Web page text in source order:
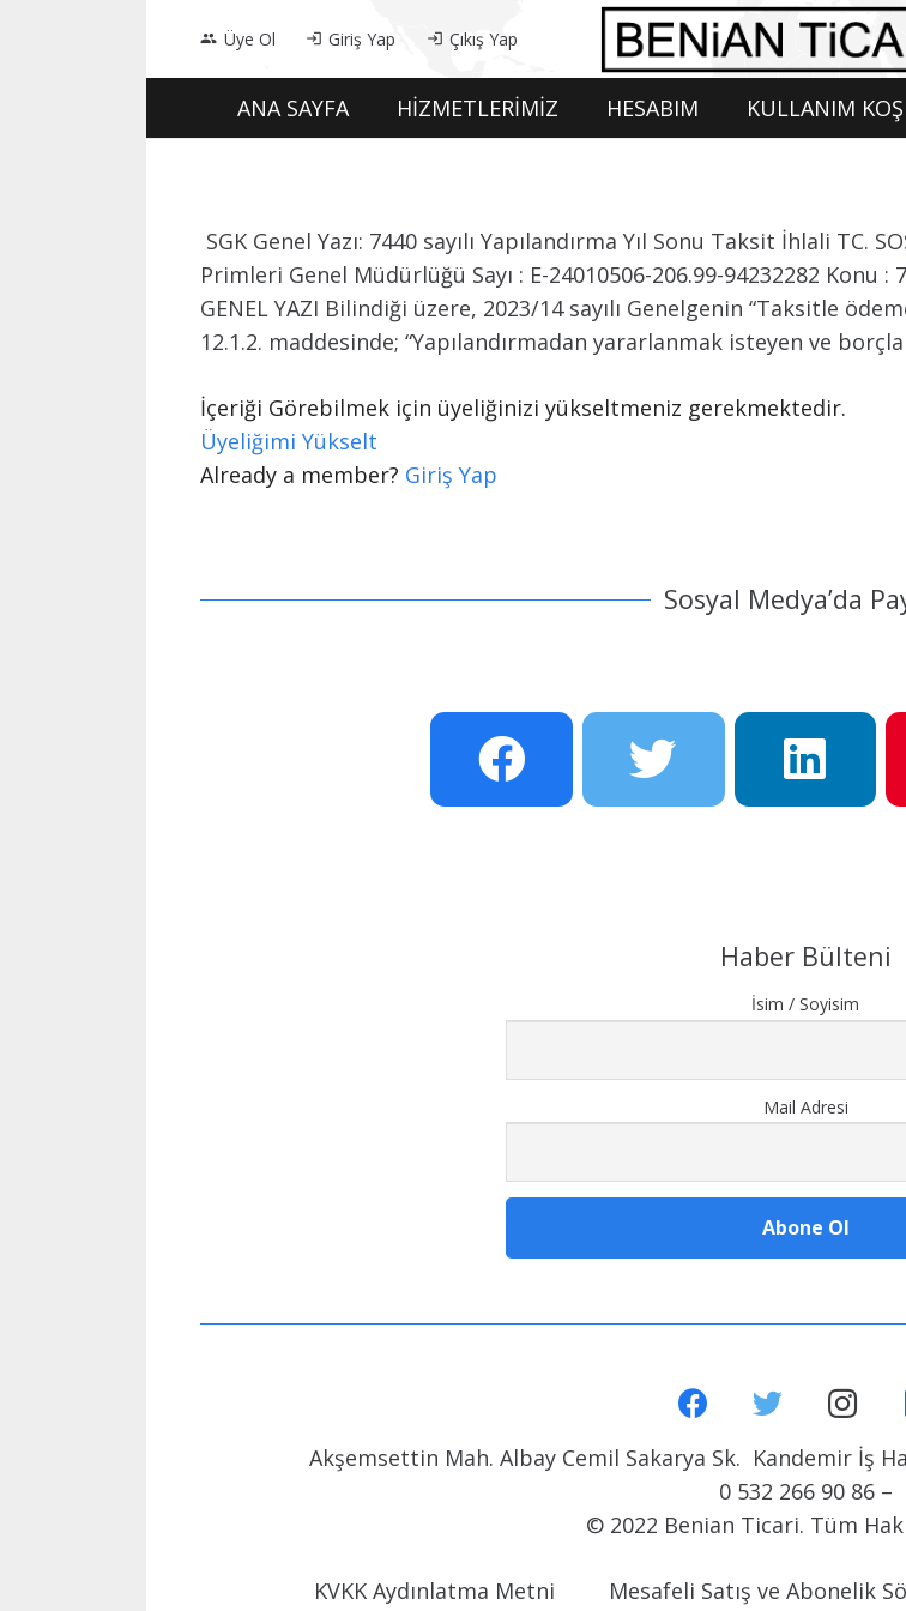
people Üye Ol login Giriş Yap login Çıkış Yap
ANA SAYFA HİZMETLERİMİZ HESABIM KULLANIM
SGK Genel Yazı: 7440 sayılı Yapılandırma Yıl Sonu Taksit İhlali TC.
Primleri Genel Müdürlüğü Sayı : E-24010506-206.99-94232282 Konu :
GENEL YAZI Bilindiği üzere, 2023/14 sayılı Genelgenin “Taksitle
12.1.2. maddesinde; “Yapılandırmadan yararlanmak isteyen ve
İçeriği Görebilmek için üyeliğinizi yükseltmeniz gerekmektedir.
Üyeliğimi Yükselt
Already a member? Giriş Yap
Sosyal Medya’da
Haber Bülteni
İsim / Soyisim
Mail Adresi
Akşemsettin Mah. Albay Cemil Sakarya Sk. Kandemir İş
0 532 266 90 86 –
© 2022 Benian Ticari. Tüm
KVKK Aydınlatma Metni Mesafeli Satış ve Abonelik